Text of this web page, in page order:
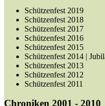
Schützenfest 2019
Schützenfest 2018
Schützenfest 2017
Schützenfest 2016
Schützenfest 2015
Schützenfest 2014 |
Schützenfest 2013
Schützenfest 2012
Schützenfest 2011
Chroniken 2001 - 2010